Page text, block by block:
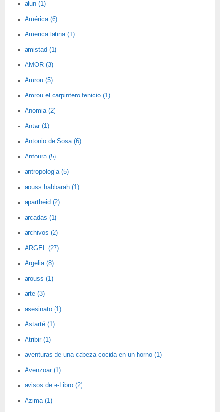
alun (1)
América (6)
América latina (1)
amistad (1)
AMOR (3)
Amrou (5)
Amrou el carpintero fenicio (1)
Anomia (2)
Antar (1)
Antonio de Sosa (6)
Antoura (5)
antropología (5)
aouss habbarah (1)
apartheid (2)
arcadas (1)
archivos (2)
ARGEL (27)
Argelia (8)
arouss (1)
arte (3)
asesinato (1)
Astarté (1)
Atribir (1)
aventuras de una cabeza cocida en un horno (1)
Avenzoar (1)
avisos de e-Libro (2)
Azima (1)